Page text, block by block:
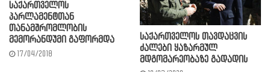
საქართველოს
პარლამენტთან
თანამშრომლობის
მემორანდუმი გაფორმდა
17/04/2018
საქართველოს თავდაცვის
ძალები ყაზარმულ
მდგომარეობაზე გადადის